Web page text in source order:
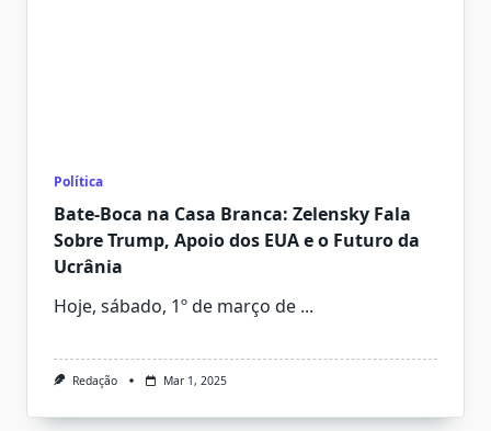
Política
Bate-Boca na Casa Branca: Zelensky Fala
Sobre Trump, Apoio dos EUA e o Futuro da
Ucrânia
Hoje, sábado, 1º de março de ...
Redação Mar 1, 2025